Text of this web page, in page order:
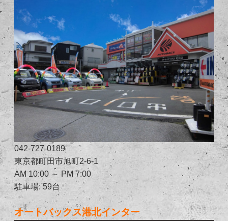
042-727-0189
東京都町田市旭町2-6-1
AM 10:00 ～ PM 7:00
駐車場: 59台
オートバックス港北インター